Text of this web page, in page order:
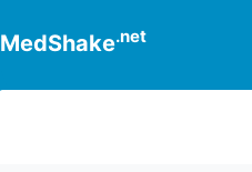
MedShake.net